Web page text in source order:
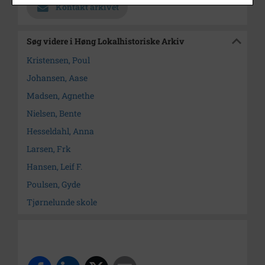
Kontakt arkivet
Søg videre i Høng Lokalhistoriske Arkiv
Kristensen, Poul
Johansen, Aase
Madsen, Agnethe
Nielsen, Bente
Hesseldahl, Anna
Larsen, Frk
Hansen, Leif F.
Poulsen, Gyde
Tjørnelunde skole